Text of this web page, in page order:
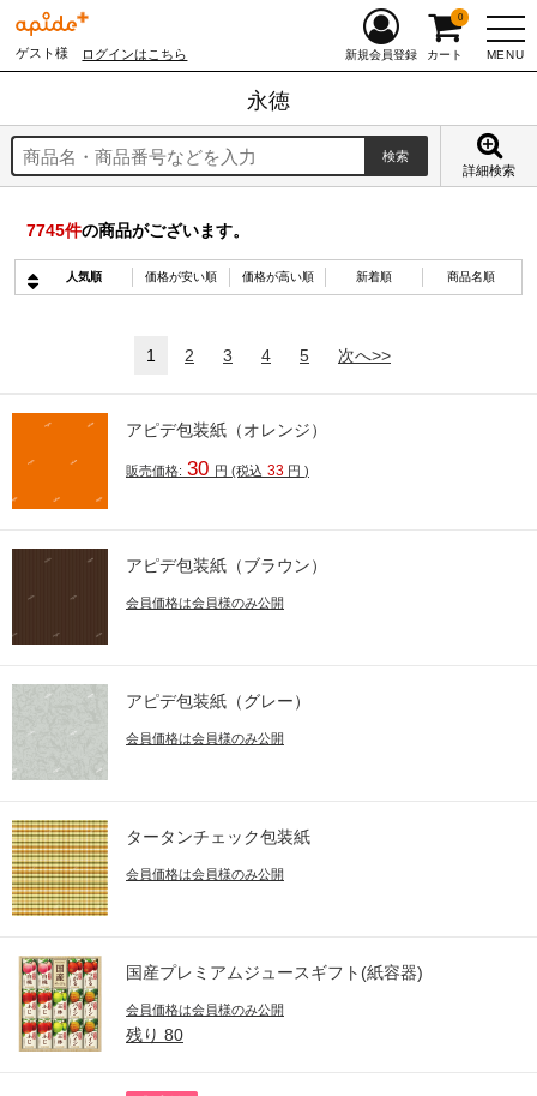
ゲスト様 ログインはこちら MENU
新規会員登録 カート
0
永徳
詳細検索
7745件の商品がございます。
人気順 価格が安い順 価格が高い順 新着順 商品名順
1 2 3 4 5 次へ>>
アピデ包装紙（オレンジ）
販売価格: 30 円 (税込 33 円 )
アピデ包装紙（ブラウン）
会員価格は会員様のみ公開
アピデ包装紙（グレー）
会員価格は会員様のみ公開
タータンチェック包装紙
会員価格は会員様のみ公開
国産プレミアムジュースギフト(紙容器)
会員価格は会員様のみ公開
残り 80